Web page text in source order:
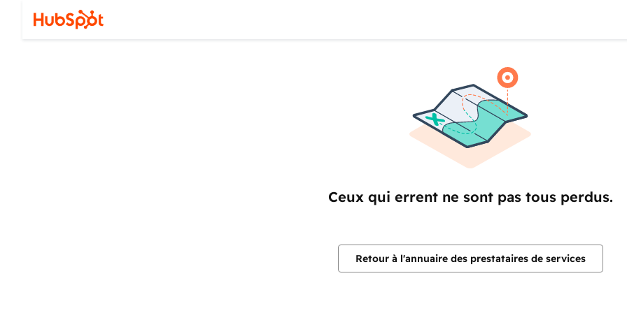
Ceux qui errent ne sont pas tous perdus.
Retour à l'annuaire des prestataires de services